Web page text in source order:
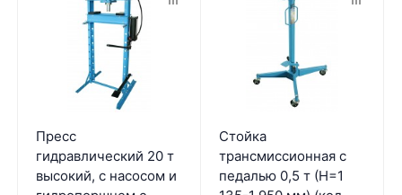
Пресс
гидравлический 20 т
высокий, с насосом и
Стойка
трансмиссионная с
педалью 0,5 т (Н=1